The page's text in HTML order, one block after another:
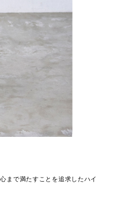
まで満たすことを追求したハイ